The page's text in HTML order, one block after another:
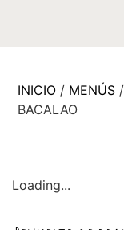
INICIO / MENÚS
BACALAO
Loading...